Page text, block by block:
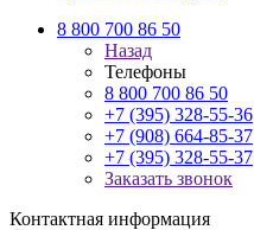
8 800 700 86 50
Назад
Телефоны
8 800 700 86 50
+7 (395) 328-55-36
+7 (908) 664-85-37
+7 (395) 328-55-37
Заказать звонок
Контактная информация